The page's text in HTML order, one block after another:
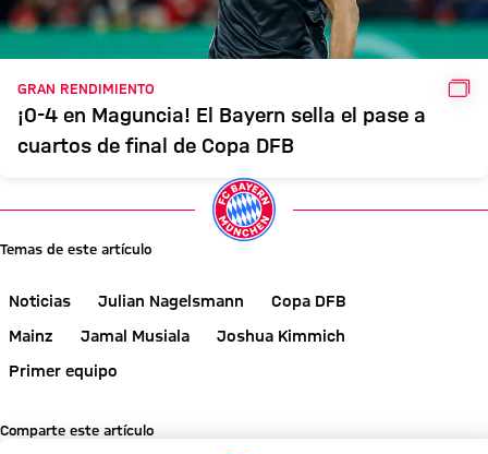
GRAN RENDIMIENTO
¡0-4 en Maguncia! El Bayern sella el pase a
cuartos de final de Copa DFB
Temas de este artículo
Noticias Julian Nagelsmann
Copa DFB
Mainz
Jamal Musiala
Joshua Kimmich
Primer equipo
Comparte este artículo